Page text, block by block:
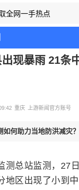
全网一手热点
现暴雨 21条
重庆 上游新闻官方账号
如何助力当地防洪减灾？
测总站监测，27
地区出现了小到